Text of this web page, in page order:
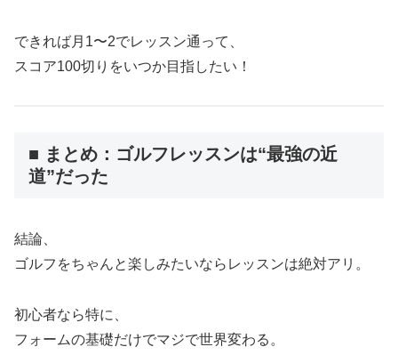
できれば月1〜2でレッスン通って、
スコア100切りをいつか目指したい！
■ まとめ：ゴルフレッスンは“最強の近
道”だった
結論、
ゴルフをちゃんと楽しみたいならレッスンは絶対アリ。
初心者なら特に、
フォームの基礎だけでマジで世界変わる。